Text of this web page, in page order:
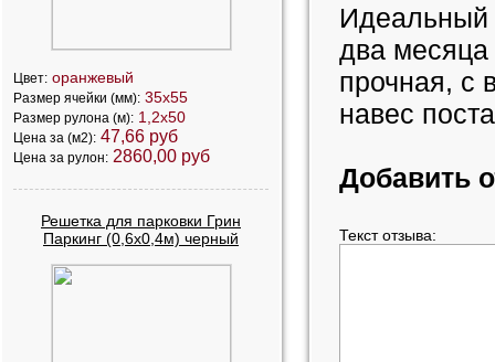
Цвет: оранжевый
Размер ячейки (мм): 35х55
Размер рулона (м): 1,2х50
Цена за (м2): 47,66 руб
Цена за рулон: 2860,00 руб
Решетка для парковки Грин
Паркинг (0,6х0,4м) черный
Идеальный
два месяца
прочная, с
навес
Добавить
Текст отзыва: